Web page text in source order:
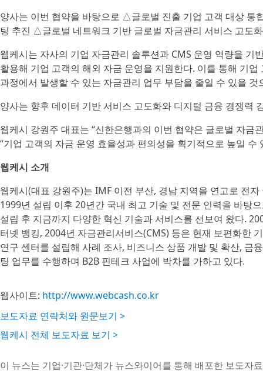
양사는 이번 협약을 바탕으로 △글로벌 진출 기업 고객 대상
팅 추진 △글로벌 네트워크 기반 글로벌 자금관리 서비스 고도
웹케시는 자사의 기업 자금관리 솔루션과 CMS 운영 역량을
활용해 기업 고객의 해외 자금 운영을 지원한다. 이를 통해 기
과정에서 발생할 수 있는 자금관리 업무 부담을 줄일 수 있을 것
양사는 향후 데이터 기반 서비스 고도화와 디지털 금융 경쟁력
웹케시 강원주 대표는 “신한은행과의 이번 협약은 글로벌 자
“기업 고객의 자금 운영 효율성과 편의성을 획기적으로 높일 수
웹케시 소개
웹케시(대표 강원주)는 IMF 이전 부산, 경남 지역을 연고로 전
1999년 설립 이후 20년간 국내 최고 기술 및 전문 인력을 바탕
설립 후 지금까지 다양한 혁신 기술과 서비스를 선보여 왔다.
터넷 뱅킹, 2004년 자금관리서비스(CMS) 등은 현재 보편화한
연구 센터를 설립해 사례 조사, 비즈니스 상품 개발 및 확산, 금
팅 업무를 수행하며 B2B 핀테크 사업에 박차를 가하고 있다.
웹사이트: http://www.webcash.co.kr
보도자료 연락처와 원문보기 >
웹케시 전체 보도자료 보기 >
이 뉴스는 기업·기관·단체가 뉴스와이어를 통해 배포한 보도자